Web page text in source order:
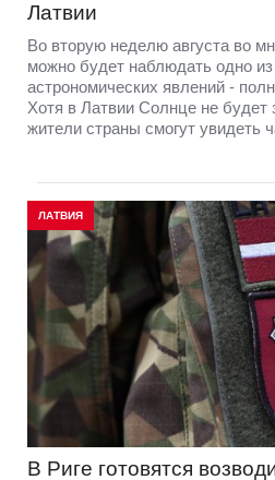
Латвии
Во вторую неделю августа во
можно будет наблюдать одно
астрономических явлений -
Хотя в Латвии Солнце не будет
жители страны смогут увидеть
ЛАТВИЯ
В Риге готовятся